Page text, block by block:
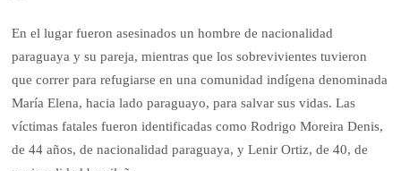
En el lugar fueron asesinados un hombre de nacionalidad
paraguaya y su pareja, mientras que los sobrevivientes tuvieron
que correr para refugiarse en una comunidad indígena denominada
María Elena, hacia lado paraguayo, para salvar sus vidas. Las
víctimas fatales fueron identificadas como Rodrigo Moreira Denis,
de 44 años, de nacionalidad paraguaya, y Lenir Ortiz, de 40, de